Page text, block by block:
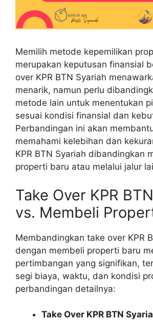
Memilih metode kepemilikan
merupakan keputusan finansial
over KPR BTN Syariah
menarik, namun perlu
metode lain untuk menentukan
sesuai kondisi finansial dan
Perbandingan ini akan
memahami kelebihan dan
KPR BTN Syariah dibandingkan
properti baru atau melalui jalur
Take Over KPR
vs. Membeli
Membandingkan take over KPR
dengan membeli properti baru
pertimbangan yang signifikan,
segi biaya, waktu, dan kondisi
perbandingan detailnya:
Take Over KPR BTN